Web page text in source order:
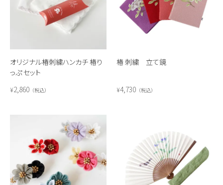
オリジナル椿刺繍ハンカチ 椿り
っぷ セット
¥2,860 税込
椿 刺繍 立て鏡
¥4,730 税込